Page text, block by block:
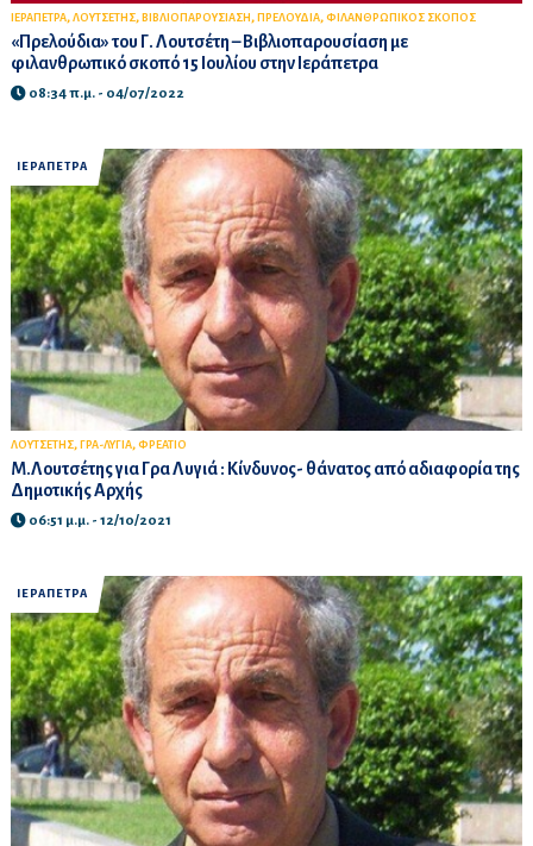
ΙΕΡΑΠΕΤΡΑ, ΛΟΥΤΣΕΤΗΣ, ΒΙΒΛΙΟΠΑΡΟΥΣΙΑΣΗ , ΠΡΕΛΟΥΔΙΑ, ΦΙΛΑΝΘΡΩΠΙΚΟΣ ΣΚΟΠΟΣ
«Πρελούδια» του Γ. Λουτσέτη – Βιβλιοπαρουσίαση με
φιλανθρωπικό σκοπό 15 Ιουλίου στην Ιεράπετρα
08:34 π.μ. - 04/07/2022
ΙΕΡΑΠΕΤΡΑ
ΛΟΥΤΣΕΤΗΣ, ΓΡΑ-ΛΥΓΙΑ, ΦΡΕΑΤΙΟ
Μ.Λουτσέτης για Γρα Λυγιά : Κίνδυνος- θάνατος από αδιαφορία της
Δημοτικής Αρχής
06:51 μ.μ. - 12/10/2021
ΙΕΡΑΠΕΤΡΑ